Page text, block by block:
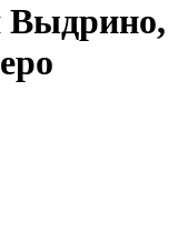
Выдрино,